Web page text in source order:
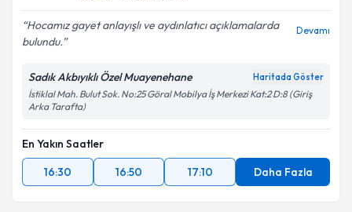
Hocamız gayet anlayışlı ve aydınlatıcı açıklamalarda
bulundu.
Devamı
Sadık Akbıyıklı Özel Muayenehane Haritada Göster
İstiklal Mah. Bulut Sok. No:25 Göral Mobilya İş Merkezi Kat:2 D:8 (Giriş
Arka Tarafta)
En Yakın Saatler
16:30
16:50 17:10 Daha Fazla